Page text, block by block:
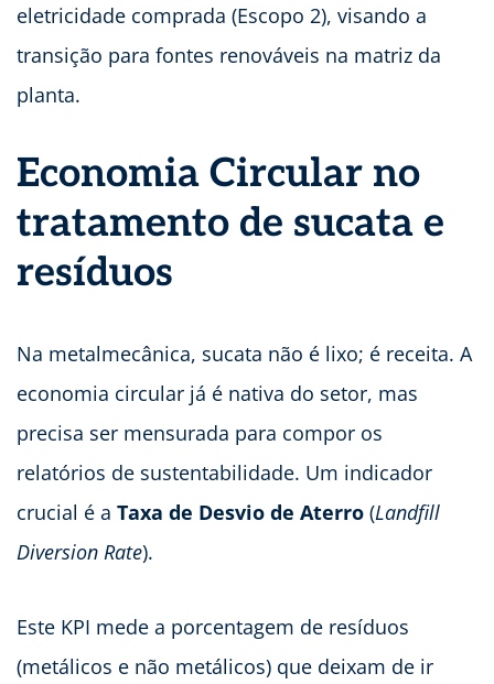
eletricidade comprada (Escopo 2), visando a
transição para fontes renováveis na matriz da
planta.
Economia Circular no
tratamento de sucata e
resíduos
Na metalmecânica, sucata não é lixo; é receita. A
economia circular já é nativa do setor, mas
precisa ser mensurada para compor os
relatórios de sustentabilidade. Um indicador
crucial é a Taxa de Desvio de Aterro (Landfill
Diversion Rate).
Este KPI mede a porcentagem de resíduos
(metálicos e não metálicos) que deixam de ir